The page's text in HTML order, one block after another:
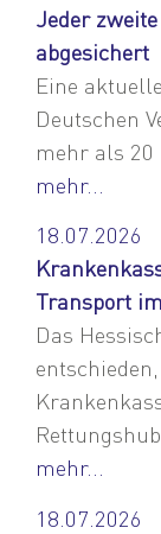
Jeder
abgesichert
Eine
Deutschen
mehr als
mehr...
18.07.2026
Transport
Das
mehr...
18.07.2026